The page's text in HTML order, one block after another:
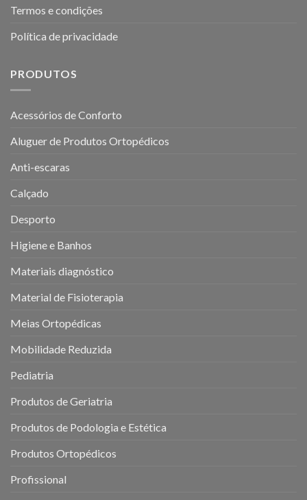
Termos e condições
Política de privacidade
PRODUTOS
Acessórios de Conforto
Aluguer de Produtos Ortopédicos
Anti-escaras
Calçado
Desporto
Higiene e Banhos
Materiais diagnóstico
Material de Fisioterapia
Meias Ortopédicas
Mobilidade Reduzida
Pediatria
Produtos de Geriatria
Produtos de Podologia e Estética
Produtos Ortopédicos
Profissional